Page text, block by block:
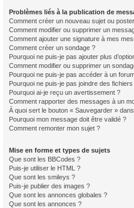
Problèmes liés à la publication de
Comment créer un nouveau sujet ou
Comment modifier ou supprimer un
Comment ajouter une signature à mes
Comment créer un sondage ?
Pourquoi ne puis-je pas ajouter plus
Comment modifier ou supprimer un
Pourquoi ne puis-je pas accéder à un
Pourquoi ne puis-je pas joindre des
Pourquoi ai-je reçu un avertissement ?
Comment rapporter des messages à un
À quoi sert le bouton « Sauvegarder »
Pourquoi mon message doit être validé ?
Comment remonter mon sujet ?
Mise en forme et types de sujets
Que sont les BBCodes ?
Puis-je utiliser le HTML ?
Que sont les smileys ?
Puis-je publier des images ?
Que sont les annonces globales ?
Que sont les annonces ?